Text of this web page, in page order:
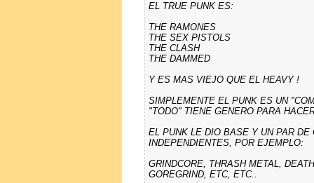
EL TRUE PUNK ES:
THE RAMONES
THE SEX PISTOLS
THE CLASH
THE DAMMED
Y ES MAS VIEJO QUE EL HEAVY !
SIMPLEMENTE EL PUNK ES UN
"TODO" TIENE GENERO PARA
EL PUNK LE DIO BASE Y UN PAR
INDEPENDIENTES, POR EJEMPLO:
GRINDCORE, THRASH METAL,
GOREGRIND, ETC, ETC..